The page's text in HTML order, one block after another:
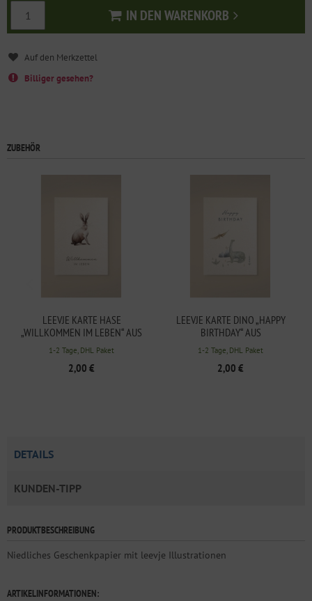
IN DEN WARENKORB
In den Warenkorb
Billiger gesehen?
ZUBEHÖR
LEEVJE KARTE HASE
„WILLKOMMEN IM LEBEN“ AUS
HOLZSCHLIFFPAPPE
1-2 Tage, DHL Paket
2,00 €
LEEVJE KARTE DINO „HAPPY
BIRTHDAY“ AUS
HOLZSCHLIFFPAPPE
1-2 Tage, DHL Paket
2,00 €
DETAILS
KUNDEN-TIPP
PRODUKTBESCHREIBUNG
Niedliches Geschenkpapier mit leevje Illustrationen
ARTIKELINFORMATIONEN: